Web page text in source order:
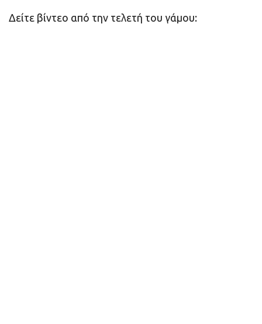
Δείτε βίντεο από την τελετή του γάμου: